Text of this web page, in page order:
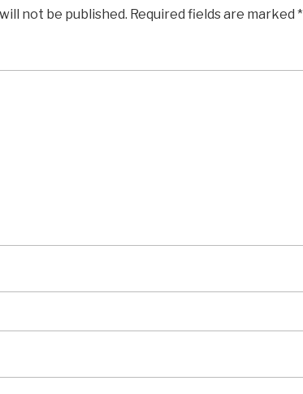
not be published. Required fields are marked *